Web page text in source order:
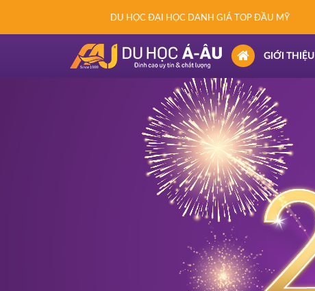
DU HỌC ĐẠI HỌC DANH GIÁ TOP ĐẦU MỸ
(CURRENT)
GIỚI THIỆU